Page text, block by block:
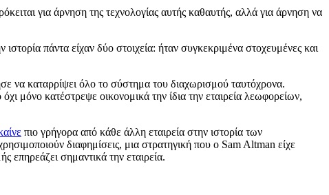
για άρνηση της τεχνολογίας αυτής καθαυτής, αλλά για άρνηση να
πάντα είχαν δύο στοιχεία: ήταν συγκεκριμένα στοχευμένες και
καταρρίψει όλο το σύστημα του διαχωρισμού ταυτόχρονα.
μόνο κατέστρεψε οικονομικά την ίδια την εταιρεία λεωφορείων,
πιο γρήγορα από κάθε άλλη εταιρεία στην ιστορία των
διαφημίσεις, μια στρατηγική που ο Sam Altman είχε
σημαντικά την εταιρεία.